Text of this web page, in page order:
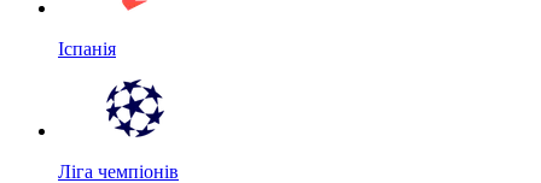
Іспанія
Ліга чемпіонів